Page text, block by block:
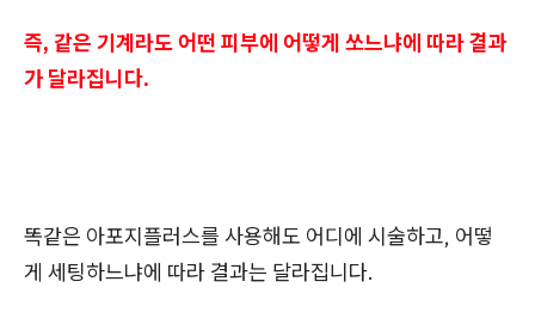
즉, 같은 기계라도 어떤 피부에 어떻게 쏘느냐에 따라 결과
가 달라집니다.
똑같은 아포지플러스를 사용해도 어디에 시술하고, 어떻
게 세팅하느냐에 따라 결과는 달라집니다.